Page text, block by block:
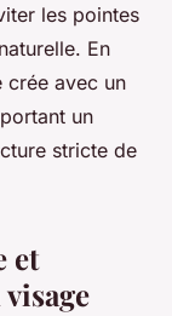
les pointes
En
crée avec un
un
stricte de
et